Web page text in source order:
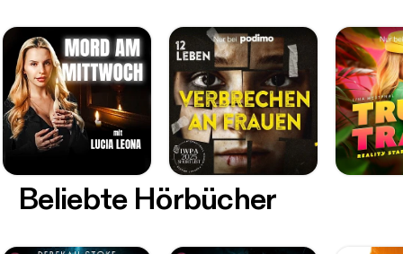
Beliebte Hörbücher